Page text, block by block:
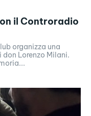
il Controradio
organizza una
Lorenzo Milani.